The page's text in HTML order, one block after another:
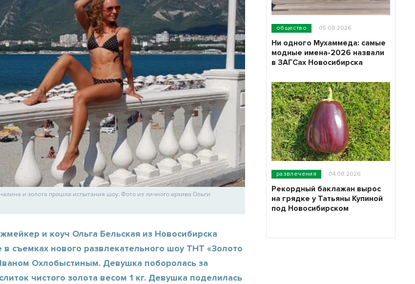
и золота прошла испытания шоу. Фото из личного архива Ольги
и коуч Ольга Бельская из Новосибирска
в съемках нового развлекательного шоу ТНТ «Золото
Охлобыстиным. Девушка поборолась за
чистого золота весом 1 кг. Девушка поделилась
общество 05.08.2026
Ни одного Мухаммеда: самые
модные имена-2026 назвали
в ЗАГСах Новосибирска
развлечения 04.08.2026
Рекордный баклажан вырос
на грядке у Татьяны Купиной
под Новосибирском